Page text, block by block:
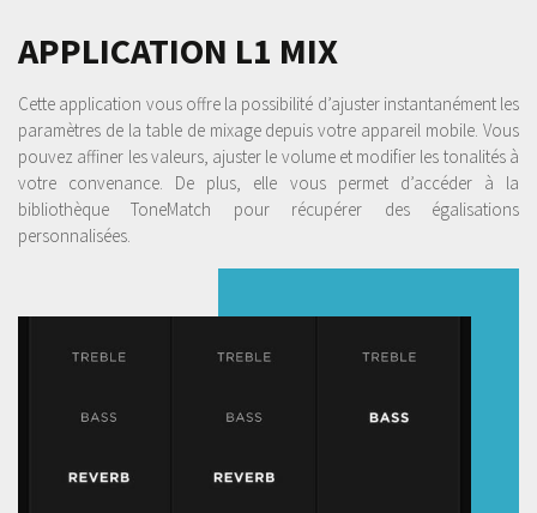
APPLICATION L1 MIX
Cette application vous offre la possibilité d’ajuster instantanément les
paramètres de la table de mixage depuis votre appareil mobile. Vous
pouvez affiner les valeurs, ajuster le volume et modifier les tonalités à
votre convenance. De plus, elle vous permet d’accéder à la
bibliothèque ToneMatch pour récupérer des égalisations
personnalisées.